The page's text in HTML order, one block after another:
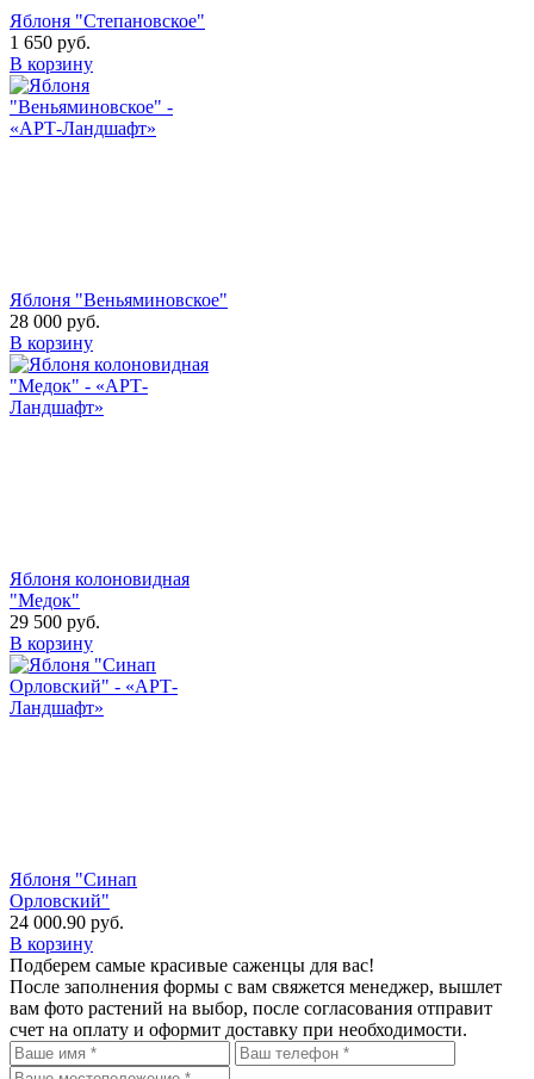
Яблоня "Степановское"
1 650 руб.
В корзину
Яблоня "Веньяминовское"
28 000 руб.
В корзину
Яблоня колоновидная
"Медок"
29 500 руб.
В корзину
Яблоня "Синап
Орловский"
24 000.90 руб.
В корзину
Подберем самые красивые саженцы для вас!
После заполнения формы с вам свяжется менеджер, вышлет
вам фото растений на выбор, после согласования отправит
счет на оплату и оформит доставку при необходимости.